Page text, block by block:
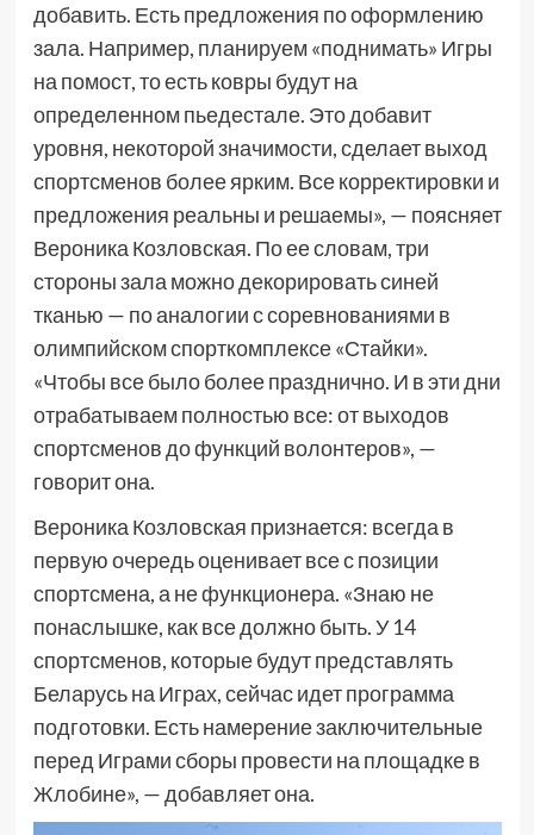
добавить. Есть предложения по оформлению
зала. Например, планируем «поднимать» Игры
на помост, то есть ковры будут на
определенном пьедестале. Это добавит
уровня, некоторой значимости, сделает выход
спортсменов более ярким. Все корректировки и
предложения реальны и решаемы», — поясняет
Вероника Козловская. По ее словам, три
стороны зала можно декорировать синей
тканью — по аналогии с соревнованиями в
олимпийском спорткомплексе «Стайки».
«Чтобы все было более празднично. И в эти дни
отрабатываем полностью все: от выходов
спортсменов до функций волонтеров», —
говорит она.
Вероника Козловская признается: всегда в
первую очередь оценивает все с позиции
спортсмена, а не функционера. «Знаю не
понаслышке, как все должно быть. У 14
спортсменов, которые будут представлять
Беларусь на Играх, сейчас идет программа
подготовки. Есть намерение заключительные
перед Играми сборы провести на площадке в
Жлобине», — добавляет она.